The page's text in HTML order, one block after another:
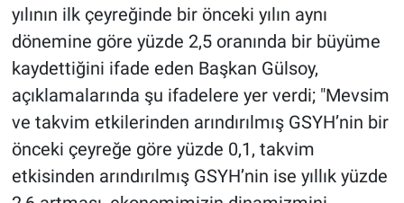
yılının ilk çeyreğinde bir önceki yılın aynı
dönemine göre yüzde 2,5 oranında bir büyüme
kaydettiğini ifade eden Başkan Gülsoy,
açıklamalarında şu ifadelere yer verdi; "Mevsim
ve takvim etkilerinden arındırılmış GSYH’nin bir
önceki çeyreğe göre yüzde 0,1, takvim
etkisinden arındırılmış GSYH’nin ise yıllık yüzde